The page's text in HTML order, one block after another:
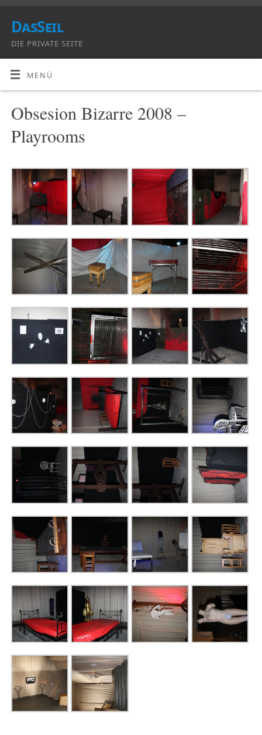
DasSeil
DIE PRIVATE SEITE
MENÜ
Obsesion Bizarre 2008 –
Playrooms